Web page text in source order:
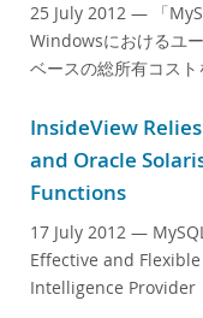
25 July 2012 — 「
Windowsにおけるユ
ベースの総所有コスト
InsideView
and Oracle
Functions
17 July 2012 —
Effective and
Intelligence Provider